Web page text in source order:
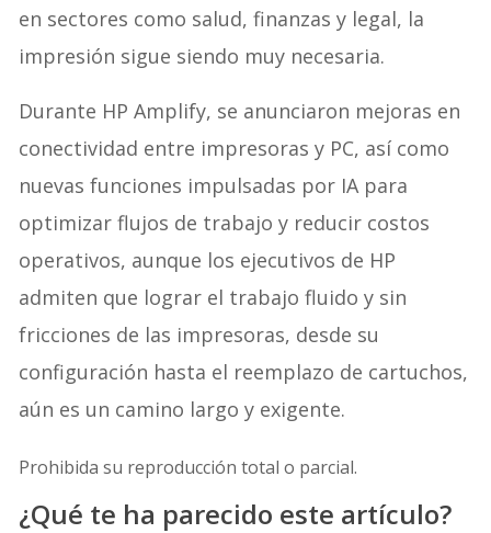
en sectores como salud, finanzas y legal, la
impresión sigue siendo muy necesaria.
Durante HP Amplify, se anunciaron mejoras en
conectividad entre impresoras y PC, así como
nuevas funciones impulsadas por IA para
optimizar flujos de trabajo y reducir costos
operativos, aunque los ejecutivos de HP
admiten que lograr el trabajo fluido y sin
fricciones de las impresoras, desde su
configuración hasta el reemplazo de cartuchos,
aún es un camino largo y exigente.
Prohibida su reproducción total o parcial.
¿Qué te ha parecido este artículo?